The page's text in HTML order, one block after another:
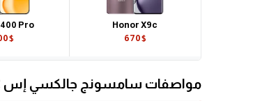
Honor X9c
670$
Pro
مواصفات سامسونج جالكسي إس 22 ألترا 5 جي التفصيلية